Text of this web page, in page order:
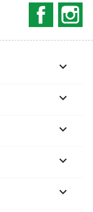




